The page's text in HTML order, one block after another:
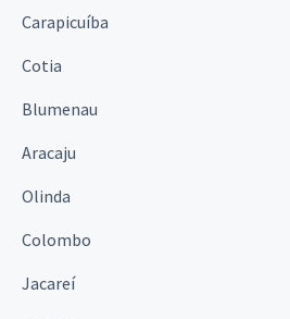
Carapicuíba
Cotia
Blumenau
Aracaju
Olinda
Colombo
Jacareí